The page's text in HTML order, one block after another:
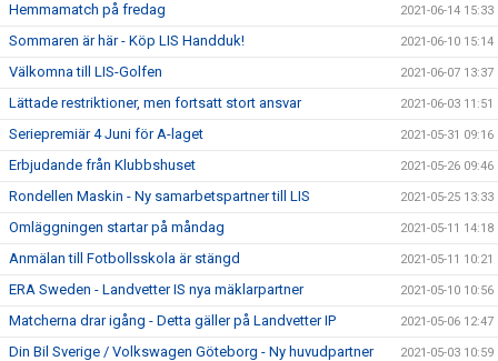
Hemmamatch på fredag 2021-06-14 15:33
Sommaren är här - Köp LIS Handduk! 2021-06-10 15:14
Välkomna till LIS-Golfen 2021-06-07 13:37
Lättade restriktioner, men fortsatt stort ansvar 2021-06-03 11:51
Seriepremiär 4 Juni för A-laget 2021-05-31 09:16
Erbjudande från Klubbshuset 2021-05-26 09:46
Rondellen Maskin - Ny samarbetspartner till LIS 2021-05-25 13:33
Omläggningen startar på måndag 2021-05-11 14:18
Anmälan till Fotbollsskola är stängd 2021-05-11 10:21
ERA Sweden - Landvetter IS nya mäklarpartner 2021-05-10 10:56
Matcherna drar igång - Detta gäller på Landvetter IP 2021-05-06 12:47
Din Bil Sverige / Volkswagen Göteborg - Ny huvudpartner 2021-05-03 10:59